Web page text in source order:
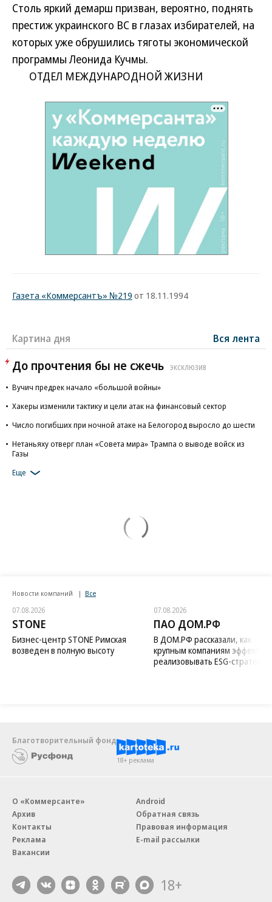
Столь яркий демарш призван, вероятно, поднять
престиж украинского ВС в глазах избирателей, на
которых уже обрушились тяготы экономической
программы Леонида Кучмы.
ОТДЕЛ МЕЖДУНАРОДНОЙ ЖИЗНИ
Газета «Коммерсантъ» №219 от 18.11.1994
Картина дня Вся лента
До прочтения бы не сжечь ЭКСКЛЮЗИВ
Вучич предрек начало «большой войны»
Хакеры изменили тактику и цели атак на финансовый сектор
Число погибших при ночной атаке на Белогород выросло до шести
Нетаньяху отверг план «Совета мира» Трампа о выводе войск из
Газы
Еще
Новости компаний Все
07.08.2026
STONE
Бизнес-центр STONE Римская
возведен в полную высоту
07.08.2026
ПАО ДОМ.РФ
В ДОМ.РФ рассказали, как
крупным компаниям
реализовывать ESG-стратегию
Благотворительный фонд
18+ реклама
О «Коммерсанте»
Архив
Контакты
Реклама
Вакансии
Android
Обратная связь
Правовая информация
E-mail рассылки
18+